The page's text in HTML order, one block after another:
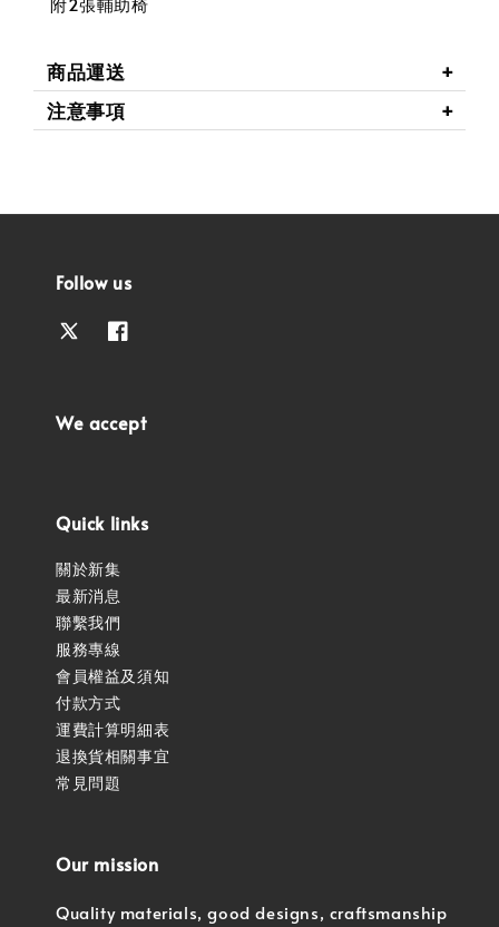
商品運送
注意事項
Follow us
We accept
Quick links
關於新集
最新消息
聯繫我們
服務專線
會員權益及須知
付款方式
運費計算明細表
退換貨相關事宜
常見問題
Our mission
Quality materials, good designs, craftsmanship